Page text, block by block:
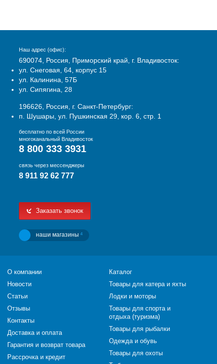
Наш адрес (офис):
690074, Россия, Приморский край, г. Владивосток:
ул. Снеговая, 64, корпус 15
ул. Калинина, 57Б
ул. Сипягина, 28
196626, Россия, г. Санкт-Петербург:
п. Шушары, ул. Пушкинская 29, кор. 6, стр. 1
бесплатно по всей России
многоканальный Владивосток
8 800 333 3931
связь через мессенджеры
8 911 92 62 777
Заказать звонок
наши магазины 4
О компании
Новости
Статьи
Отзывы
Контакты
Доставка и оплата
Гарантия и возврат товара
Рассрочка и кредит
Каталог
Товары для катера и яхты
Лодки и моторы
Товары для спорта и
отдыха (туризма)
Товары для рыбалки
Одежда и обувь
Товары для охоты